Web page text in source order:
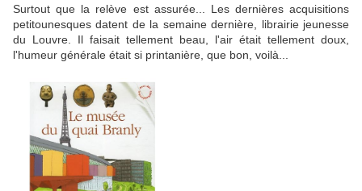
Surtout que la relève est assurée... Les dernières acquisitions
petitounesques datent de la semaine dernière, librairie jeunesse
du Louvre. Il faisait tellement beau, l'air était tellement doux,
l'humeur générale était si printanière, que bon, voilà...